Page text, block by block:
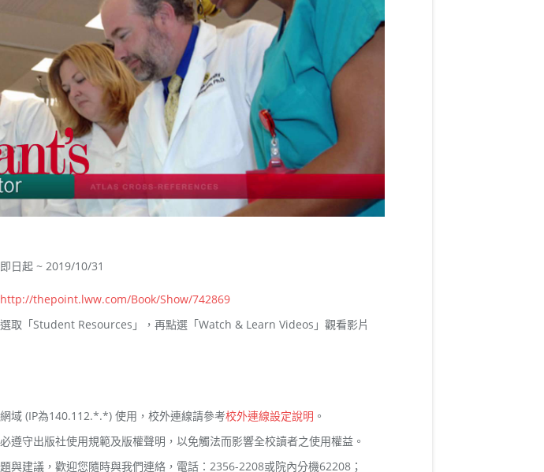
日起 ~ 2019/10/31
http://thepoint.lww.com/Book/Show/742869
取「Student Resources」，再點選「Watch & Learn Videos」觀看影片
域 (IP為140.112.*.*) 使用，校外連線請參考校外連線設定說明 。
遵守出版社使用規範及版權聲明，以免觸法而影響全校讀者之使用權益。
與建議，歡迎您隨時與我們連絡，電話：2356-2208或院內分機62208；